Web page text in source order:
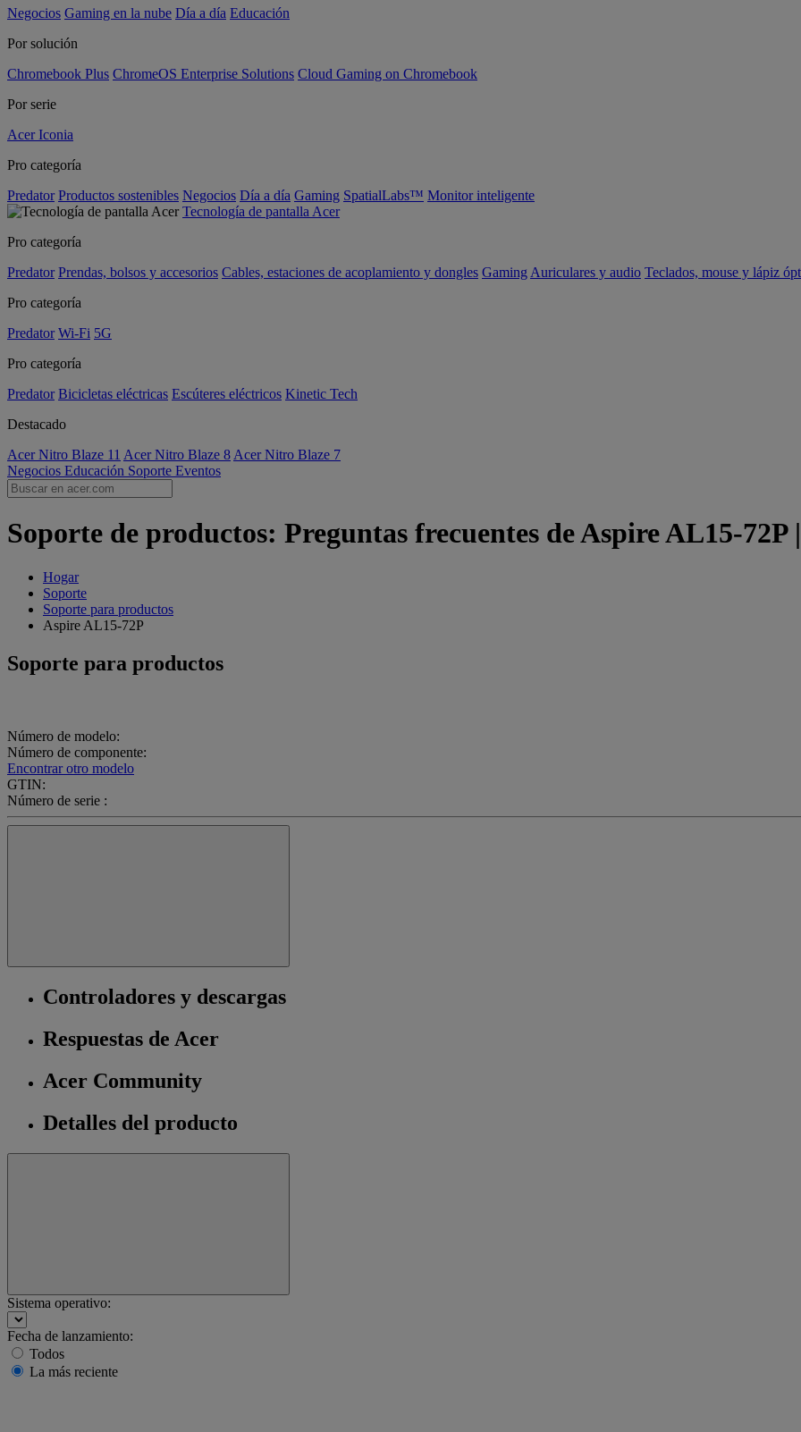
Negocios Gaming en la nube Día a día Educación
Por solución
Chromebook Plus ChromeOS Enterprise Solutions Cloud Gaming on Chromebook
Por serie
Acer Iconia
Pro categoría
Predator Productos sostenibles Negocios Día a día Gaming SpatialLabs™ Monitor inteligente
Tecnología de pantalla Acer
Pro categoría
Predator Prendas, bolsos y accesorios Cables, estaciones de acoplamiento y dongles Gaming Auriculares y audio Teclados, mouse y lápiz
Pro categoría
Predator Wi-Fi 5G
Pro categoría
Predator Bicicletas eléctricas Escúteres eléctricos Kinetic Tech
Destacado
Acer Nitro Blaze 11 Acer Nitro Blaze 8 Acer Nitro Blaze 7
Negocios Educación Soporte Eventos
Soporte de productos: Preguntas frecuentes de Aspire AL15-
Hogar
Soporte
Soporte para productos
Aspire AL15-72P
Soporte para productos
Número de modelo:
Número de componente:
Encontrar otro modelo
GTIN:
Número de serie :
Controladores y descargas
Respuestas de Acer
Acer Community
Detalles del producto
Sistema operativo:
Fecha de lanzamiento:
Todos
La más reciente